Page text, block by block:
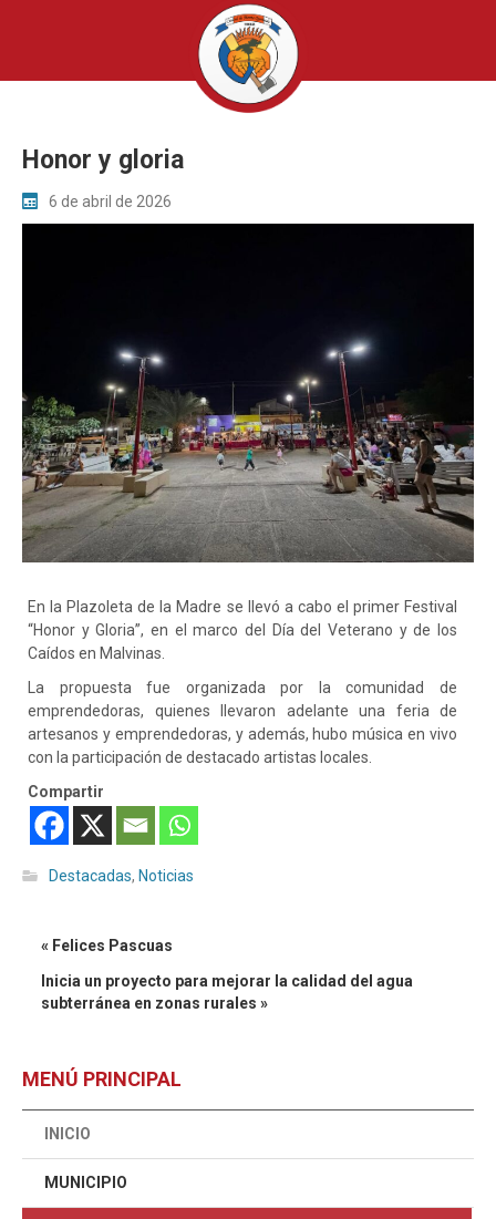
Honor y gloria
6 de abril de 2026
En la Plazoleta de la Madre se llevó a cabo el primer Festival
“Honor y Gloria”, en el marco del Día del Veterano y de los
Caídos en Malvinas.
La propuesta fue organizada por la comunidad de
emprendedoras, quienes llevaron adelante una feria de
artesanos y emprendedoras, y además, hubo música en vivo
con la participación de destacado artistas locales.
Compartir
Destacadas, Noticias
« Felices Pascuas
Inicia un proyecto para mejorar la calidad del agua
subterránea en zonas rurales »
MENÚ PRINCIPAL
INICIO
MUNICIPIO